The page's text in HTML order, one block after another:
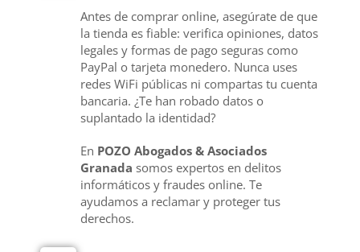
Antes de comprar online, asegúrate de que
la tienda es fiable: verifica opiniones, datos
legales y formas de pago seguras como
PayPal o tarjeta monedero. Nunca uses
redes WiFi públicas ni compartas tu cuenta
bancaria. ¿Te han robado datos o
suplantado la identidad?
En POZO Abogados & Asociados
Granada somos expertos en delitos
informáticos y fraudes online. Te
ayudamos a reclamar y proteger tus
derechos.